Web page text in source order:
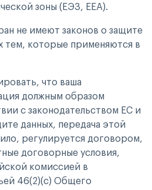
зоны (ЕЭЗ, EEA).
не имеют законов о защите
тем, которые применяются в
что ваша
должным образом
с законодательством ЕС и
данных, передача этой
регулируется договором,
договорные условия,
комиссией в
46(2)(c) Общего